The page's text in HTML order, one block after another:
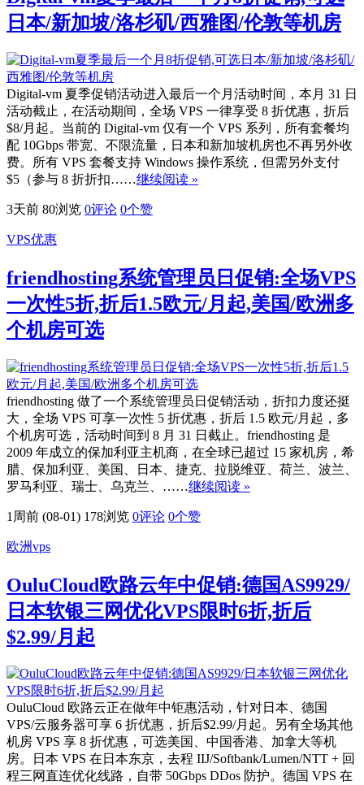
日本/新加坡/洛杉矶/西雅图/伦敦等机房
Digital-vm 夏季促销活动进入最后一个月活动时间，本月 31 日
活动截止，在活动期间，全场 VPS 一律享受 8 折优惠，折后
$8/月起。当前的 Digital-vm 仅有一个 VPS 系列，所有套餐均
配 10Gbps 带宽、不限流量，日本和新加坡机房也不再另外收
费。所有 VPS 套餐支持 Windows 操作系统，但需另外支付
$5（参与 8 折折扣……继续阅读 »
3天前 80浏览 0评论 0个赞
VPS优惠
friendhosting系统管理员日促销:全场VPS
一次性5折,折后1.5欧元/月起,美国/欧洲多
个机房可选
friendhosting 做了一个系统管理员日促销活动，折扣力度还挺
大，全场 VPS 可享一次性 5 折优惠，折后 1.5 欧元/月起，多
个机房可选，活动时间到 8 月 31 日截止。friendhosting 是
2009 年成立的保加利亚主机商，在全球已超过 15 家机房，希
腊、保加利亚、美国、日本、捷克、拉脱维亚、荷兰、波兰、
罗马利亚、瑞士、乌克兰、……继续阅读 »
1周前 (08-01) 178浏览 0评论 0个赞
欧洲vps
OuluCloud欧路云年中促销:德国AS9929/
日本软银三网优化VPS限时6折,折后
$2.99/月起
OuluCloud 欧路云正在做年中钜惠活动，针对日本、德国
VPS/云服务器可享 6 折优惠，折后$2.99/月起。另有全场其他
机房 VPS 享 8 折优惠，可选美国、中国香港、加拿大等机
房。日本 VPS 在日本东京，去程 IIJ/Softbank/Lumen/NTT + 回
程三网直连优化线路，自带 50Gbps DDos 防护。德国 VPS 在